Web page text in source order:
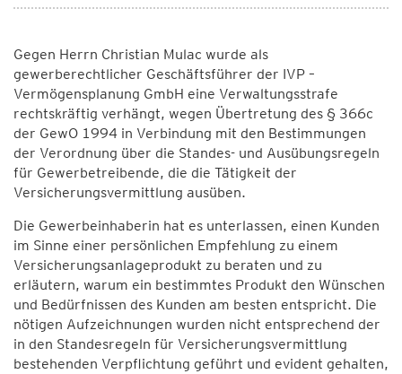
Gegen Herrn Christian Mulac wurde als
gewerberechtlicher Geschäftsführer der IVP –
Vermögensplanung GmbH eine Verwaltungsstrafe
rechtskräftig verhängt, wegen Übertretung des § 366c
der GewO 1994 in Verbindung mit den Bestimmungen
der Verordnung über die Standes- und Ausübungsregeln
für Gewerbetreibende, die die Tätigkeit der
Versicherungsvermittlung ausüben.
Die Gewerbeinhaberin hat es unterlassen, einen Kunden
im Sinne einer persönlichen Empfehlung zu einem
Versicherungsanlageprodukt zu beraten und zu
erläutern, warum ein bestimmtes Produkt den Wünschen
und Bedürfnissen des Kunden am besten entspricht. Die
nötigen Aufzeichnungen wurden nicht entsprechend der
in den Standesregeln für Versicherungsvermittlung
bestehenden Verpflichtung geführt und evident gehalten,